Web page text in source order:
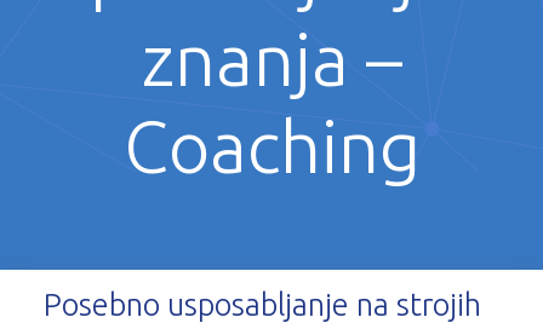
znanja –
Coaching
Posebno usposabljanje na strojih